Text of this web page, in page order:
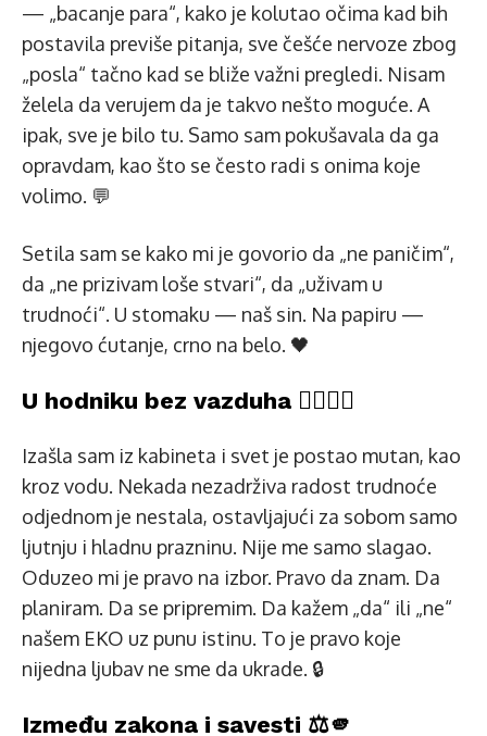
— „bacanje para“, kako je kolutao očima kad bih
postavila previše pitanja, sve češće nervoze zbog
„posla“ tačno kad se bliže važni pregledi. Nisam
želela da verujem da je takvo nešto moguće. A
ipak, sve je bilo tu. Samo sam pokušavala da ga
opravdam, kao što se često radi s onima koje
volimo. 💬
Setila sam se kako mi je govorio da „ne paničim“,
da „ne prizivam loše stvari“, da „uživam u
trudnoći“. U stomaku — naš sin. Na papiru —
njegovo ćutanje, crno na belo. 🖤
U hodniku bez vazduha 😵‍💫🚶‍♀️
Izašla sam iz kabineta i svet je postao mutan, kao
kroz vodu. Nekada nezadrživa radost trudnoće
odjednom je nestala, ostavljajući za sobom samo
ljutnju i hladnu prazninu. Nije me samo slagao.
Oduzeo mi je pravo na izbor. Pravo da znam. Da
planiram. Da se pripremim. Da kažem „da“ ili „ne“
našem EKO uz punu istinu. To je pravo koje
nijedna ljubav ne sme da ukrade. 🔒
Između zakona i savesti ⚖️🫵